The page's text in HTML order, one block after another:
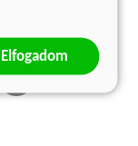
Elfogadom